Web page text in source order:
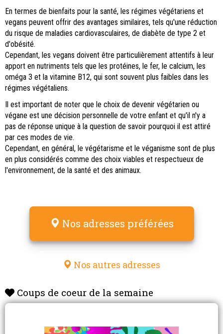
En termes de bienfaits pour la santé, les régimes végétariens et
vegans peuvent offrir des avantages similaires, tels qu'une réduction
du risque de maladies cardiovasculaires, de diabète de type 2 et
d'obésité.
Cependant, les vegans doivent être particulièrement attentifs à leur
apport en nutriments tels que les protéines, le fer, le calcium, les
oméga 3 et la vitamine B12, qui sont souvent plus faibles dans les
régimes végétaliens.
Il est important de noter que le choix de devenir végétarien ou
végane est une décision personnelle de votre enfant et qu'il n'y a
pas de réponse unique à la question de savoir pourquoi il est attiré
par ces modes de vie.
Cependant, en général, le végétarisme et le véganisme sont de plus
en plus considérés comme des choix viables et respectueux de
l'environnement, de la santé et des animaux.
Nos adresses préférées
Nos autres adresses
Coups de coeur de la semaine